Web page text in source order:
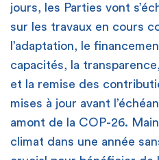
jours, les Parties vont
sur les travaux en cours
l’adaptation, le
capacités, la
et la remise des
mises à jour avant
amont de la COP-26.
climat dans une année